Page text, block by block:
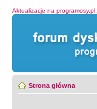
Aktualizacje na programosy.pl:
Strona główna